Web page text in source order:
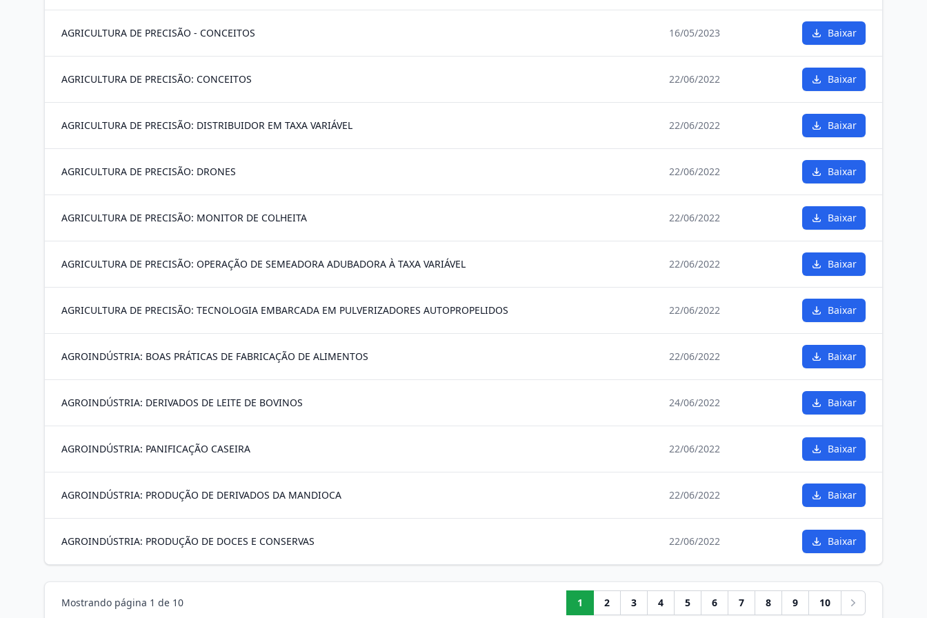
AGRICULTURA DE PRECISÃO - CONCEITOS 16/05/2023 Baixar
AGRICULTURA DE PRECISÃO: CONCEITOS 22/06/2022 Baixar
AGRICULTURA DE PRECISÃO: DISTRIBUIDOR EM TAXA VARIÁVEL 22/06/2022 Baixar
AGRICULTURA DE PRECISÃO: DRONES 22/06/2022 Baixar
AGRICULTURA DE PRECISÃO: MONITOR DE COLHEITA 22/06/2022 Baixar
AGRICULTURA DE PRECISÃO: OPERAÇÃO DE SEMEADORA ADUBADORA À TAXA VARIÁVEL 22/06/2022 Baixar
AGRICULTURA DE PRECISÃO: TECNOLOGIA EMBARCADA EM PULVERIZADORES AUTOPROPELIDOS 22/06/2022 Baixar
AGROINDÚSTRIA: BOAS PRÁTICAS DE FABRICAÇÃO DE ALIMENTOS 22/06/2022 Baixar
AGROINDÚSTRIA: DERIVADOS DE LEITE DE BOVINOS 24/06/2022 Baixar
AGROINDÚSTRIA: PANIFICAÇÃO CASEIRA 22/06/2022 Baixar
AGROINDÚSTRIA: PRODUÇÃO DE DERIVADOS DA MANDIOCA 22/06/2022 Baixar
AGROINDÚSTRIA: PRODUÇÃO DE DOCES E CONSERVAS 22/06/2022 Baixar
Mostrando página 1 de 10 1 2 3 4 5 6 7 8 9 10 Próximo